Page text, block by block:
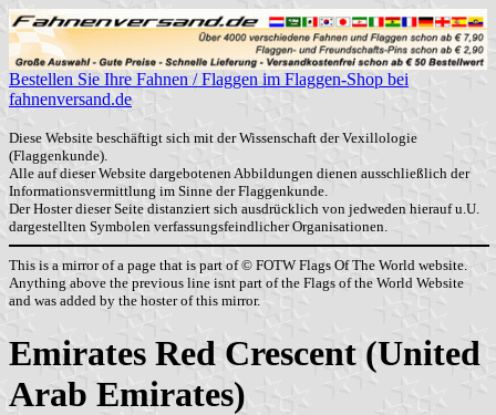
Bestellen Sie Ihre Fahnen / Flaggen im Flaggen-Shop bei
fahnenversand.de
Diese Website beschäftigt sich mit der Wissenschaft der Vexillologie
(Flaggenkunde).
Alle auf dieser Website dargebotenen Abbildungen dienen ausschließlich der
Informationsvermittlung im Sinne der Flaggenkunde.
Der Hoster dieser Seite distanziert sich ausdrücklich von jedweden hierauf u.U.
dargestellten Symbolen verfassungsfeindlicher Organisationen.
This is a mirror of a page that is part of © FOTW Flags Of The World website.
Anything above the previous line isnt part of the Flags of the World Website
and was added by the hoster of this mirror.
Emirates Red Crescent (United
Arab Emirates)